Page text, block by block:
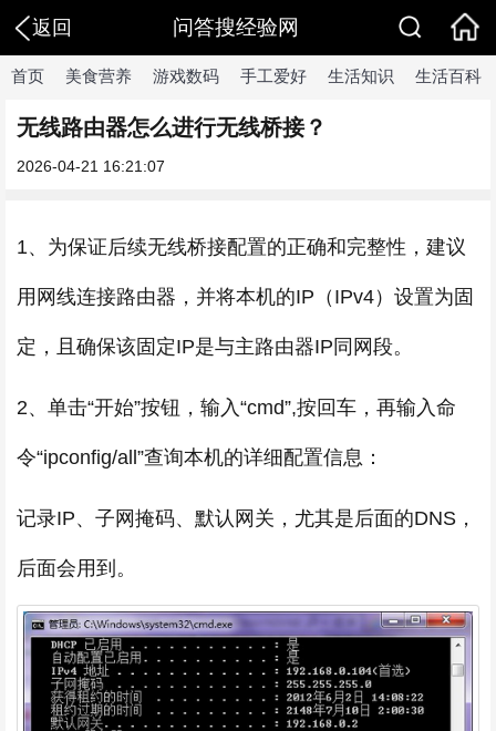
返回 问答搜经验网
首页 美食营养 游戏数码 手工爱好 生活知识 生活百科
无线路由器怎么进行无线桥接？
2026-04-21 16:21:07
1、为保证后续无线桥接配置的正确和完整性，建议
用网线连接路由器，并将本机的IP（IPv4）设置为固
定，且确保该固定IP是与主路由器IP同网段。
2、单击“开始”按钮，输入“cmd”,按回车，再输入命
令“ipconfig/all”查询本机的详细配置信息：
记录IP、子网掩码、默认网关，尤其是后面的DNS，
后面会用到。